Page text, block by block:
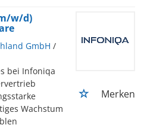
w/d)
GmbH /
bei Infoniqa
Wachstum
Merken